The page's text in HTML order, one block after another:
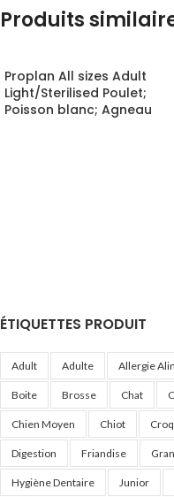
Produits
Proplan All sizes Adult
Light/Sterilised Poulet;
Poisson blanc; Agneau
ÉTIQUETTES PRODUIT
Adult Adulte Allergie
Boite Brosse Chat
Chien Moyen Chiot
Digestion Friandise
Hygiène Dentaire Junior